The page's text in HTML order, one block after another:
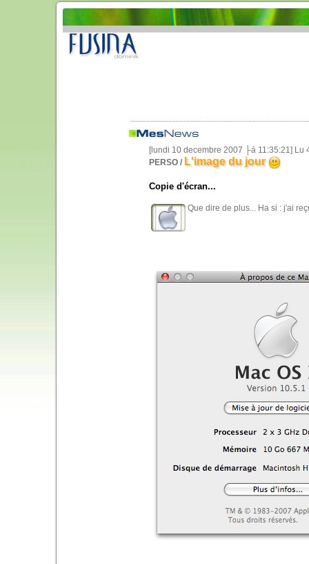
[lundi 10 decembre 2007 ├á 11:35:21]
PERSO / L'image du jour
Copie d'écran...
Que dire de plus... Ha si : j'ai